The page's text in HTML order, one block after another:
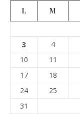
L M
3 4
10
11
17
18
24
25
31